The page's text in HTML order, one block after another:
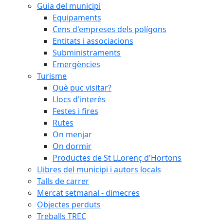
Guia del municipi
Equipaments
Cens d'empreses dels polígons
Entitats i associacions
Subministraments
Emergències
Turisme
Què puc visitar?
Llocs d'interès
Festes i fires
Rutes
On menjar
On dormir
Productes de St LLorenç d'Hortons
Llibres del municipi i autors locals
Talls de carrer
Mercat setmanal - dimecres
Objectes perduts
Treballs TREC